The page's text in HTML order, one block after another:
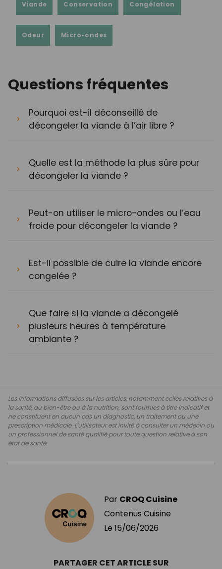
Viande Conservation Congélation
Odeur Micro-ondes
Questions fréquentes
Pourquoi est-il déconseillé de
décongeler la viande à l’air libre ?
Quelle est la méthode la plus sûre pour
décongeler la viande ?
Peut-on utiliser le micro-ondes ou l’eau
froide pour décongeler la viande ?
Est-il possible de cuire la viande encore
congelée ?
Que faire si la viande a décongelé
plusieurs heures à température
ambiante ?
Les informations diffusées sur les articles, notamment celles relatives à
la santé, au bien-être ou à la nutrition, sont fournies à titre indicatif et
ne constituent en aucun cas un diagnostic, un traitement ou une
prescription médicale. L'utilisateur est invité à consulter un médecin ou
un professionnel de santé qualifié pour toute question relative à son
état de santé.
Par CROQ Cuisine
Contenus Cuisine
Le 15/06/2026
PARTAGER CET ARTICLE SUR